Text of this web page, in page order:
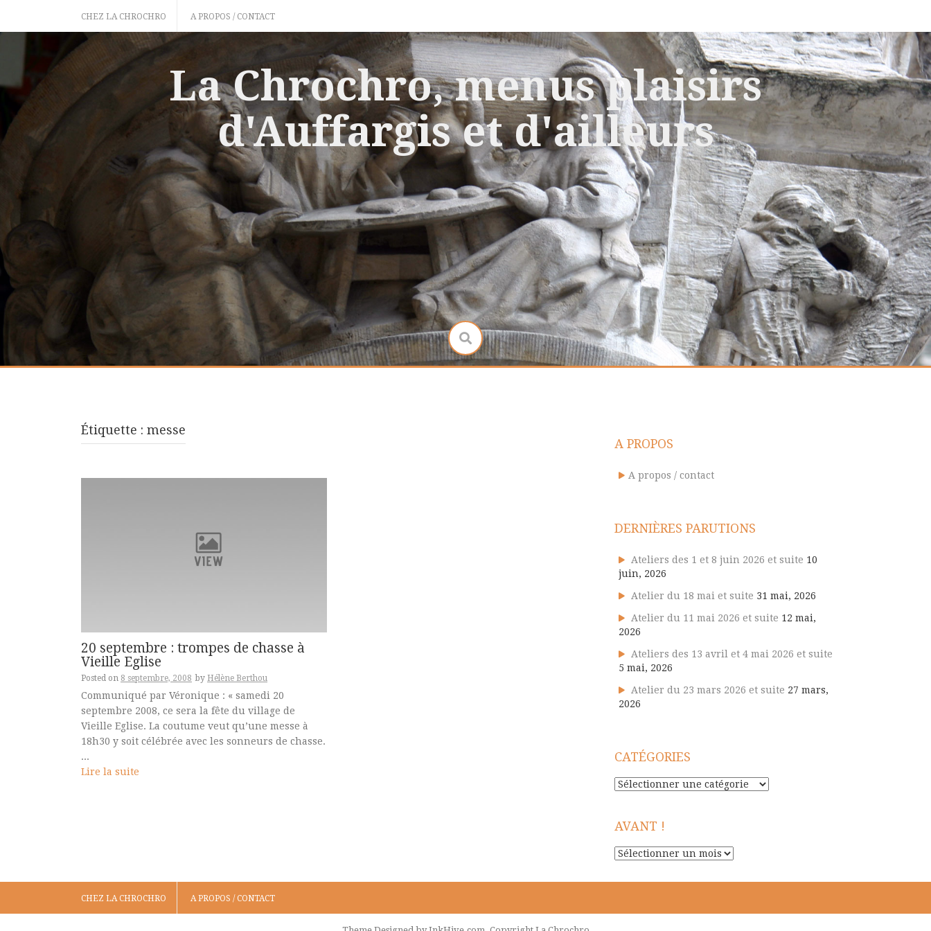
content
CHEZ LA CHROCHRO A PROPOS / CONTACT
La Chrochro, menus plaisirs
d'Auffargis et d'ailleurs
Étiquette : messe
20 septembre : trompes de chasse à
Vieille Eglise
Posted on 8 septembre, 2008 by Hélène Berthou
Communiqué par Véronique : « samedi 20
septembre 2008, ce sera la fête du village de
Vieille Eglise. La coutume veut qu’une messe à
18h30 y soit célébrée avec les sonneurs de chasse.
...
Lire la suite
A PROPOS
A propos / contact
DERNIÈRES PARUTIONS
Ateliers des 1 et 8 juin 2026 et suite 10
juin, 2026
Atelier du 18 mai et suite 31 mai, 2026
Atelier du 11 mai 2026 et suite 12 mai,
2026
Ateliers des 13 avril et 4 mai 2026 et suite
5 mai, 2026
Atelier du 23 mars 2026 et suite 27 mars,
2026
CATÉGORIES
Catégories
AVANT !
Avant
CHEZ LA CHROCHRO A PROPOS / CONTACT